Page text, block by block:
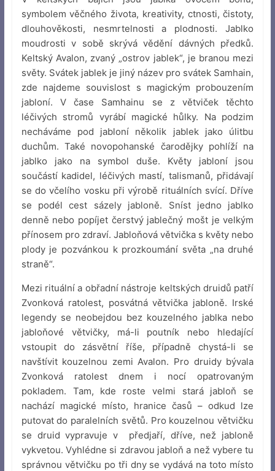
symbolem věčného života, kreativity, ctnosti, čistoty,
dlouhověkosti, nesmrtelnosti a plodnosti. Jablko
moudrosti v sobě skrývá vědění dávných předků.
Keltský Avalon, zvaný „ostrov jablek“, je branou mezi
světy. Svátek jablek je jiný název pro svátek Samhain,
zde najdeme souvislost s magickým probouzením
jabloní. V čase Samhainu se z větviček těchto
léčivých stromů vyrábí magické hůlky. Na podzim
necháváme pod jabloní několik jablek jako úlitbu
duchům. Také novopohanské čarodějky pohlíží na
jablko jako na symbol duše. Květy jabloní jsou
součástí kadidel, léčivých mastí, talismanů, přidávají
se do včelího vosku při výrobě rituálních svící. Dříve
se podél cest sázely jabloně. Sníst jedno jablko
denně nebo popíjet čerstvý jablečný mošt je velkým
přínosem pro zdraví. Jabloňová větvička s květy nebo
plody je pozvánkou k prozkoumání světa „na druhé
straně“.
Mezi rituální a obřadní nástroje keltských druidů patří
Zvonková ratolest, posvátná větvička jabloně. Irské
legendy se neobejdou bez kouzelného jablka nebo
jabloňové větvičky, má-li poutník nebo hledající
vstoupit do zásvětní říše, případně chystá-li se
navštívit kouzelnou zemi Avalon. Pro druidy bývala
Zvonková ratolest dnem i nocí opatrovaným
pokladem. Tam, kde roste velmi stará jabloň se
nachází magické místo, hranice časů – odkud lze
putovat do paralelních světů. Pro kouzelnou větvičku
se druid vypravuje v předjaří, dříve, než jabloně
vykvetou. Vyhlédne si zdravou jabloň a než vybere tu
správnou větvičku po tři dny se vydává na toto místo